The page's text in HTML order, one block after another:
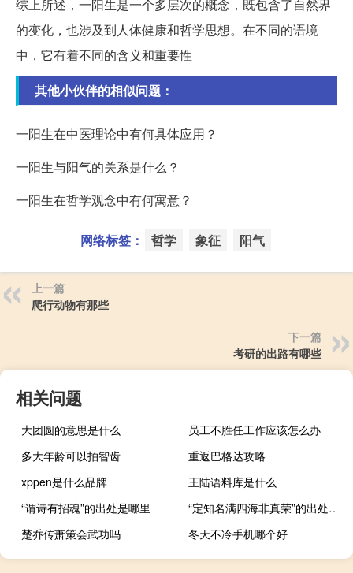
综上所述，一阳生是一个多层次的概念，既包含了自然界
的变化，也涉及到人体健康和哲学思想。在不同的语境
中，它有着不同的含义和重要性
其他小伙伴的相似问题：
一阳生在中医理论中有何具体应用？
一阳生与阳气的关系是什么？
一阳生在哲学观念中有何寓意？
网络标签： 哲学 象征 阳气
上一篇
爬行动物有那些
下一篇
考研的出路有哪些
相关问题
大团圆的意思是什么
员工不胜任工作应该怎么办
多大年龄可以拍智齿
重返巴格达攻略
xppen是什么品牌
王陆语料库是什么
“谓诗有招魂”的出处是哪里
“定知名满四海非真荣”的出处是哪里
楚乔传萧策会武功吗
冬天不冷手机哪个好